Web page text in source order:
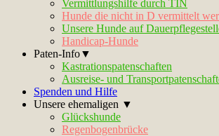
Vermittlungshilfe durch TIN
Hunde die nicht in D vermittelt
Unsere Hunde auf
Handicap-Hunde
Paten-Info▼
Kastrationspatenschaften
Ausreise- und
Spenden und Hilfe
Unsere ehemaligen ▼
Glückshunde
Regenbogenbrücke